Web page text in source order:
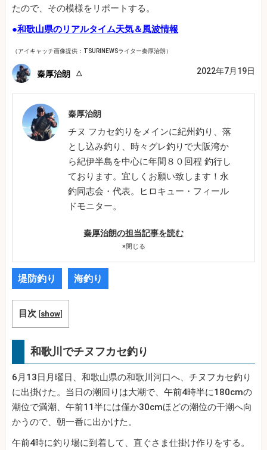
たので、その模様をリポートする。
●和歌山県のリアルタイム天気＆風波情報
（アイキャッチ画像提供：TSURINEWSライター秦厚治朗）
秦厚治朗 2022年7月19日
秦厚治朗
チヌ フカセ釣りをメインに紀州釣り、落
とし込み釣り、時々グレ釣りで大阪湾か
ら紀伊半島を中心に年間８０回程 釣行し
ております。宜しくお願い致します！永
釣同志会・代表。ヒロキュー・フィール
ドモニター。
秦厚治朗の担当記事を読む
×閉じる
堤防釣り 海釣り
目次 [show]
和歌川でチヌフカセ釣り
6月13日月曜日、和歌山県の和歌川河口へ、チヌフカセ釣り
に出掛けた。当日の潮回りは大潮で、午前4時半に180cmの
潮位で満潮、午前11半には僅か30cmほどの潮位の干潮へ向
かうので、朝一番に出かけた。
午前4時に釣り場に到着して、直ぐさま仕掛け作りをする。